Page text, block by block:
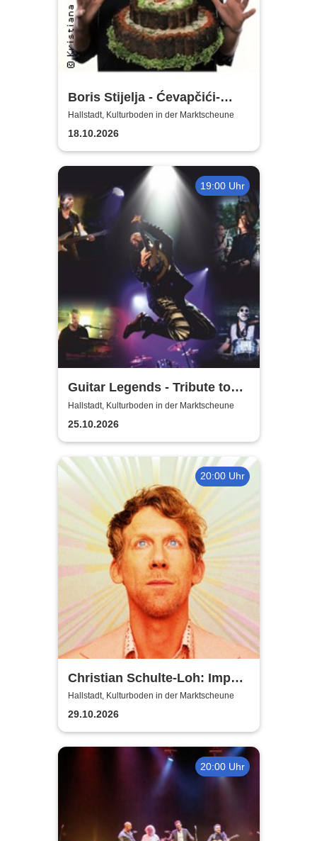
Boris Stijelja - Ćevapčići-
Therapie … für Liebe, Leib
und Leben
Hallstadt, Kulturboden in der Marktscheune
18.10.2026
19:00 Uhr
Guitar Legends - Tribute to
Greatest Guitar-Hits
Hallstadt, Kulturboden in der Marktscheune
25.10.2026
20:00 Uhr
Christian Schulte-Loh: Import
Export
Hallstadt, Kulturboden in der Marktscheune
29.10.2026
20:00 Uhr